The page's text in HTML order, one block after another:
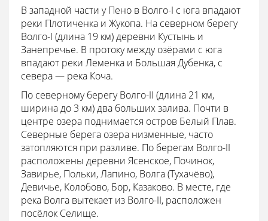
В западной части у Пено в Волго-I с юга впадают
реки Плотиченка и Жукопа. На северном берегу
Волго-I (длина 19 км) деревни Кустынь и
Занепречье. В протоку между озёрами с юга
впадают реки Леменка и Большая Дубенка, с
севера — река Коча.
По северному берегу Волго-II (длина 21 км,
ширина до 3 км) два больших залива. Почти в
центре озера поднимается остров Белый Плав.
Северные берега озера низменные, часто
затопляются при разливе. По берегам Волго-II
расположены деревни Ясенское, Починок,
Завирье, Польки, Лапино, Волга (Тухачёво),
Девичье, Колобово, Бор, Казаково. В месте, где
река Волга вытекает из Волго-II, расположен
посёлок Селище.